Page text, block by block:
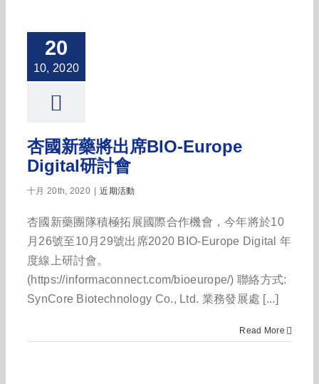
20
10, 2020
杏國新藥將出席BIO-Europe
Digital研討會
十月 20th, 2020 | 近期活動
杏國新藥團隊積極拓展國際合作機會，今年將於10
月26號至10月29號出席2020 BIO-Europe Digital 年
度線上研討會。
(https://informaconnect.com/bioeurope/) 聯絡方式:
SynCore Biotechnology Co., Ltd. 業務發展處 [...]
Read More